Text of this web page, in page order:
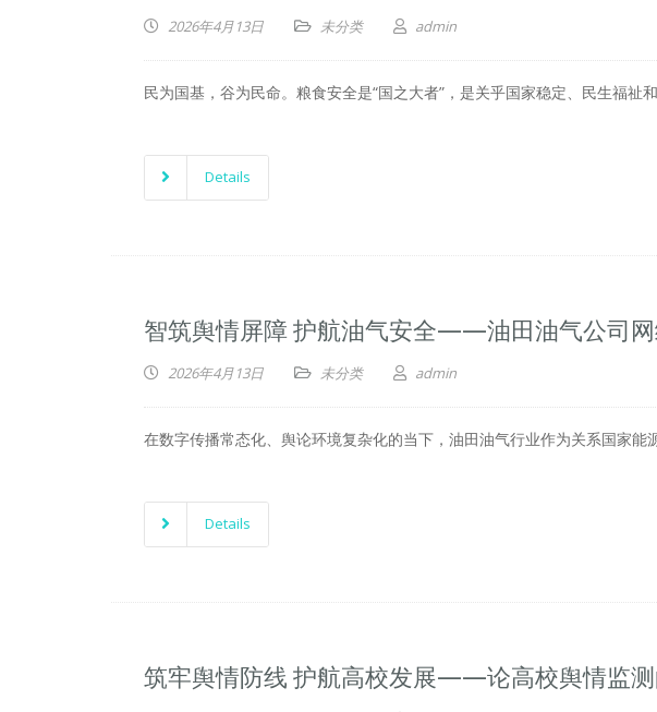
2026年4月13日 未分类 admin
民为国基，谷为民命。粮食安全是“国之大者”，是关乎国家稳定、民生福祉
Details
智筑舆情屏障 护航油气安全——油田油气公司
2026年4月13日 未分类 admin
在数字传播常态化、舆论环境复杂化的当下，油田油气行业作为关系国家
Details
筑牢舆情防线 护航高校发展——论高校舆情监测